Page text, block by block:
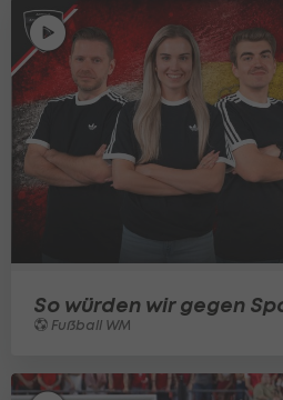
So würden wir gegen
Fußball WM